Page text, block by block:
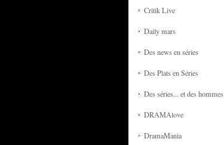
Critik Live
Daily mars
Des news en séries
Des Plats en Séries
Des séries... et des hommes
DRAMAlove
DramaMania